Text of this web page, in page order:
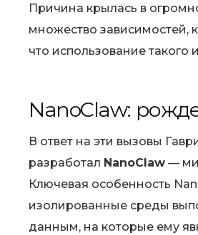
Причина крылась в
множество зависимостей,
что использование
NanoClaw:
В ответ на эти вызовы
разработал NanoClaw —
Ключевая особенность
изолированные среды
данным, на которые ему